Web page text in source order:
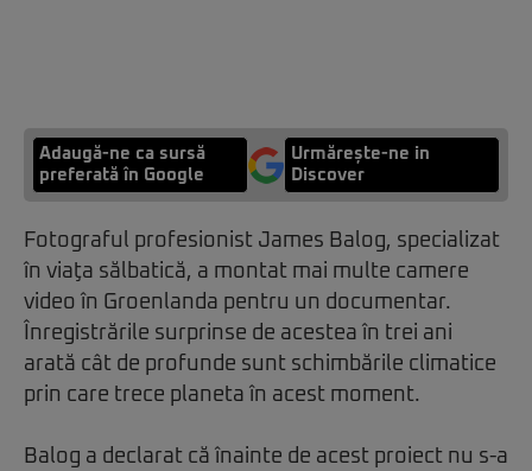
Adaugă-ne ca sursă
preferată în Google
Urmărește-ne in
Discover
Fotograful profesionist James Balog, specializat
în viaţa sălbatică, a montat mai multe camere
video în Groenlanda pentru un documentar.
Înregistrările surprinse de acestea în trei ani
arată cât de profunde sunt schimbările climatice
prin care trece planeta în acest moment.
Balog a declarat că înainte de acest proiect nu s-a